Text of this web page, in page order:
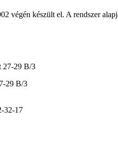
végén készült el. A rendszer
29 B/3
32-17